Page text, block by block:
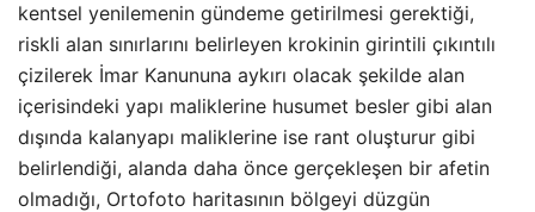
kentsel yenilemenin gündeme getirilmesi gerektiği,
riskli alan sınırlarını belirleyen krokinin girintili çıkıntılı
çizilerek İmar Kanununa aykırı olacak şekilde alan
içerisindeki yapı maliklerine husumet besler gibi alan
dışında kalanyapı maliklerine ise rant oluşturur gibi
belirlendiği, alanda daha önce gerçekleşen bir afetin
olmadığı, Ortofoto haritasının bölgeyi düzgün